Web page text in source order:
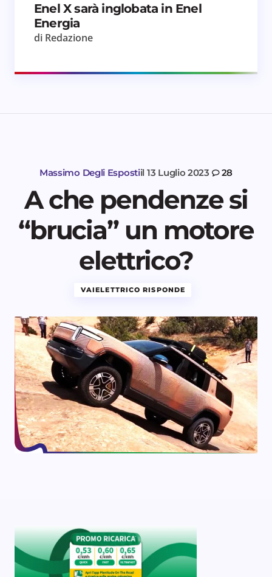
Enel X sarà inglobata in Enel
Energia
di Redazione
Massimo Degli Espostiil 13 Luglio 2023 28
A che pendenze si
“brucia” un motore
elettrico?
VAIELETTRICO RISPONDE